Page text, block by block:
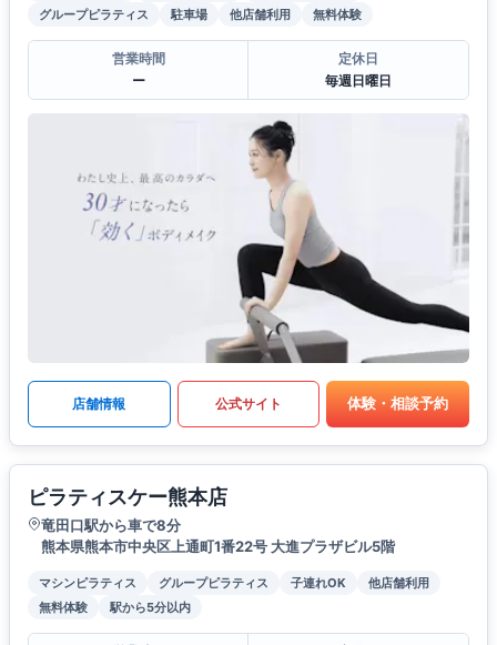
グループピラティス
駐車場 他店舗利用 無料体験
営業時間
ー
定休日
毎週日曜日
店舗情報 公式サイト 体験・相談予約
ピラティスケー熊本店
竜田口駅から車で8分
熊本県熊本市中央区上通町1番22号 大進プラザビル5階
マシンピラティス グループピラティス 子連れOK
他店舗利用
無料体験
駅から5分以内